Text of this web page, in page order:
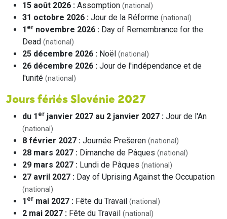
15 août 2026 : Assomption (national)
31 octobre 2026 : Jour de la Réforme (national)
1 er novembre 2026 : Day of Remembrance for the
Dead (national)
25 décembre 2026 : Noël (national)
26 décembre 2026 : Jour de l'indépendance et de
l'unité (national)
Jours fériés Slovénie 2027
du 1 er janvier 2027 au 2 janvier 2027 : Jour de l'An
(national)
8 février 2027 : Journée Prešeren (national)
28 mars 2027 : Dimanche de Pâques (national)
29 mars 2027 : Lundi de Pâques (national)
27 avril 2027 : Day of Uprising Against the Occupation
(national)
1 er mai 2027 : Fête du Travail (national)
2 mai 2027 : Fête du Travail (national)